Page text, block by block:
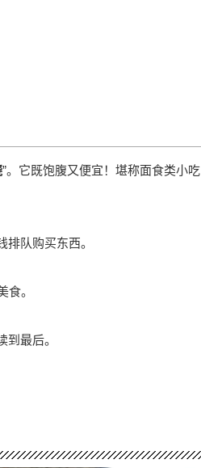
”。它既饱腹又便宜！堪称面食类小吃
队购买东西。
食。
最后。